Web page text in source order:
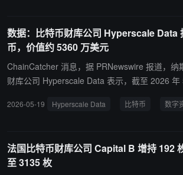
数据：比特币财库公司 Hyperscale Data
币，价值约 5360 万美元
ChainCatcher 消息，据 PRNewswire 报道，纳
财库公司 Hyperscale Data 表示，截至 2026
币。 按当日比特币收盘价 77,429 美元计算，上述持仓总价值约 536
略的现金在未来逐步投入比特币购买。
2026-05-19 Hyperscale Data 比特币 数字
法国比特币财库公司 Capital B 增持 192
至 3135 枚